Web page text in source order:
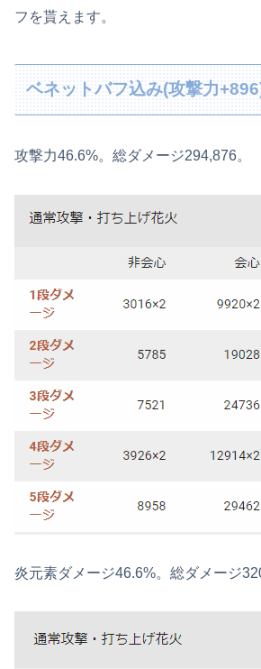
フを貰えます。
ベネットバフ込み(攻撃力
攻撃力46.6%。総ダメージ294,876。
炎元素ダメージ46.6%。総ダメージ